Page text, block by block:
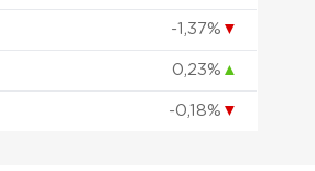
-1,37% ▼
0,23% ▲
-0,18% ▼